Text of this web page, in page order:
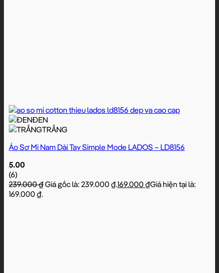
ĐEN
TRẮNG
Áo Sơ Mi Nam Dài Tay Simple Mode LADOS – LD8156
5.00
(6)
239.000₫Giá gốc là: 239.000 ₫.169.000 ₫Giá hiện tại là:
169.000 ₫.